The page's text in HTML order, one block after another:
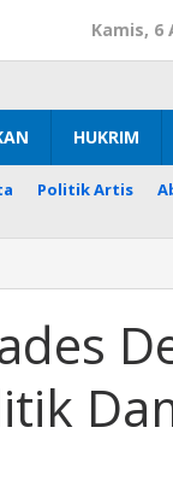
Kamis, 6
HUKRIM
Politik Artis